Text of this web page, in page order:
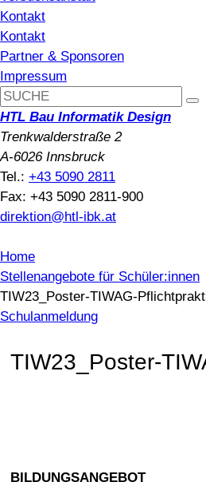
Kontakt
Kontakt
Partner & Sponsoren
Impressum
HTL Bau Informatik Design
Trenkwalderstraße 2
A-6026 Innsbruck
Tel.: +43 5090 2811
Fax: +43 5090 2811-900
direktion@htl-ibk.at
Home
Stellenangebote für Schüler:innen
TIW23_Poster-TIWAG-
Schulanmeldung
TIW23_Poster-
BILDUNGSANGEBOT